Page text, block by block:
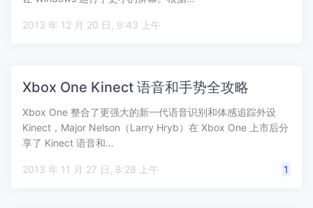
2013 年 12 月 20 日, 9:43 上午
Xbox One Kinect 语音和手势全攻略
Xbox One 整合了更强大的新一代语音识别和体感追踪外设
Kinect，Major Nelson（Larry Hryb）在 Xbox One 上市后分
享了 Kinect 语音和…
2013 年 11 月 27 日, 8:28 上午 1